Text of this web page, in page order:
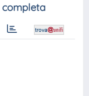
completa